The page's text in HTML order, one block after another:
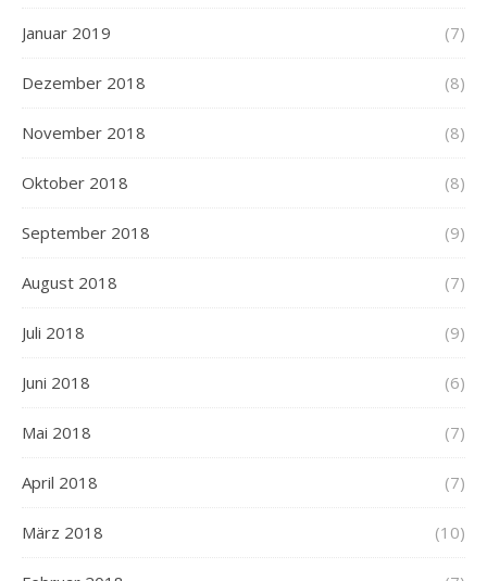
Januar 2019 (7)
Dezember 2018 (8)
November 2018 (8)
Oktober 2018 (8)
September 2018 (9)
August 2018 (7)
Juli 2018 (9)
Juni 2018 (6)
Mai 2018 (7)
April 2018 (7)
März 2018 (10)